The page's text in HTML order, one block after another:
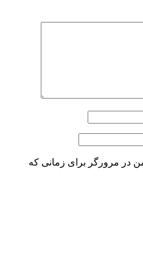
در مرورگر برای زمانی که